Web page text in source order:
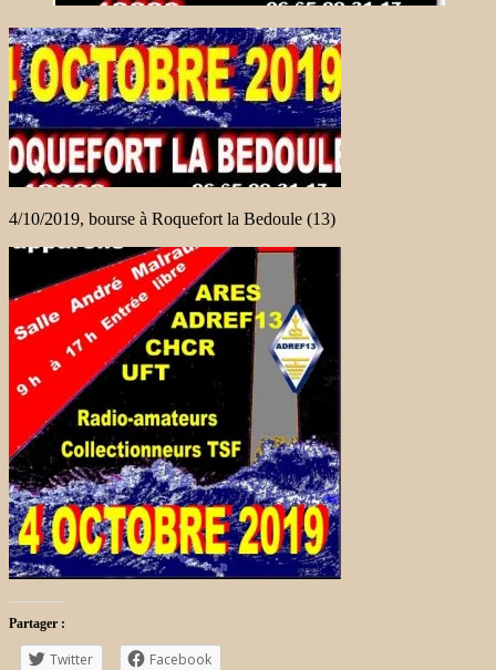
4/10/2019, bourse à Roquefort la Bedoule (13)
Partager :
Twitter Facebook